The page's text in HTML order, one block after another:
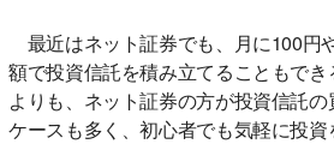
最近はネット証券でも、月に100円
額で投資信託を積み立てることもで
よりも、ネット証券の方が投資信託
ケースも多く、初心者でも気軽に投資